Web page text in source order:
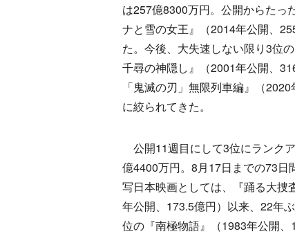
は257億8300万円。公開からたっ
ナと雪の女王』（2014年公開、
た。今後、大失速しない限り3位
千尋の神隠し』（2001年公開、
「鬼滅の刃」無限列車編』（
に絞られてきた。
公開11週目にして3位にランク
億4400万円。8月17日までの73
写日本映画としては、『踊る大捜
年公開、173.5億円）以来、22年
位の『南極物語』（1983年公開、